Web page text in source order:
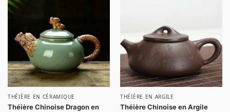
THÉIÈRE EN CÉRAMIQUE
Théière Chinoise Dragon en
THÉIÈRE EN ARGILE
Théière Chinoise en Argile